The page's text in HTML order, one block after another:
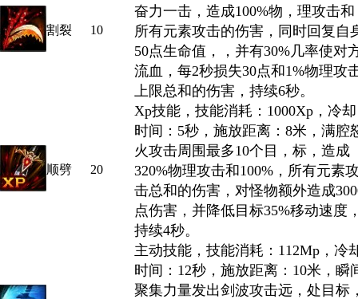
割裂 10
奋力一击，造成100%物，理攻击和
所有元素攻击的伤害，同时回复自
50点生命值，，并有30%几率使对
流血，每2秒损失30点和1%物理攻
上限总和的伤害，持续6秒。
顺劈 20
Xp技能，技能消耗：1000Xp，冷却
时间：5秒，施放距离：8米，满腔
火攻击周围最多10个目，标，造成
320%物理攻击和100%，所有元素
击总和的伤害，对怪物额外造成
点伤害，并降低目标35%移动速度
持续4秒。
主动技能，技能消耗：112Mp，冷
时间：12秒，施放距离：10米，瞬
聚集力量发出剑波攻击远，处目标